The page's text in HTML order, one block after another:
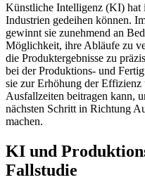
Künstliche Intelligenz (KI) hat
Industrien gedeihen können.
gewinnt sie zunehmend an
Möglichkeit, ihre Abläufe zu
die Produktergebnisse zu
bei der Produktions- und
sie zur Erhöhung der
Ausfallzeiten beitragen kann,
nächsten Schritt in Richtung
machen.
KI und
Fallstudie